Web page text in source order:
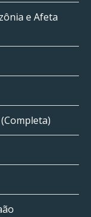
e Afeta
(Completa)